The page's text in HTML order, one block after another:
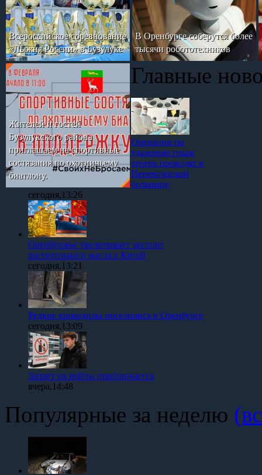
Всероссийское соревнование
«Лыжня России» в Бузулуке
В Оренбурге соберутся более
тысячи робототехников
Жителей и гостей
Бузулукского района
приглашаем на спортивные
состязания по охотничьему
биатлону.
Главные
Операции по
удалению грыж
теперь проводят в
Переволоцкой
больнице
сегодня,13:26
Оренбуржье увеличивает экспорт
растительного масла в Китай
сегодня,13:21
Редкие крокодилы поселились в Оренбурге
сегодня,13:09
Запрет на вейпы приближается
вчера,14:48
Популярные за неделю